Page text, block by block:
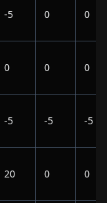
-5 0 0
0 0 0
-5 -5 -5
20 0 0